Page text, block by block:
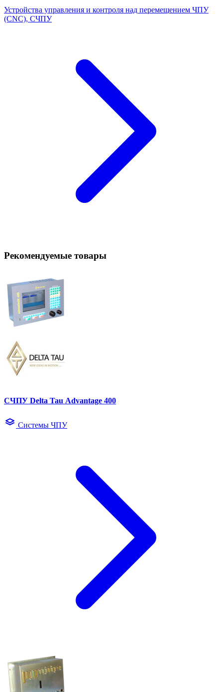
Устройства управления и контроля над перемещением ЧПУ
(CNC), СЧПУ
Рекомендуемые товары
СЧПУ Delta Tau Advantage 400
Системы ЧПУ